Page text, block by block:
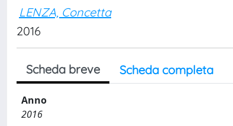
LENZA, Concetta
2016
Scheda breve Scheda completa
Anno
2016